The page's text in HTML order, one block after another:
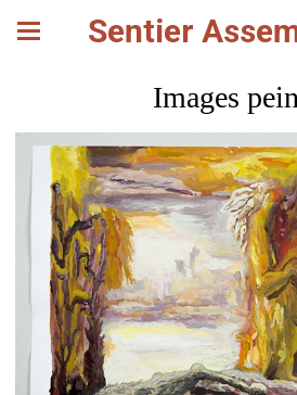
Sentier
Images